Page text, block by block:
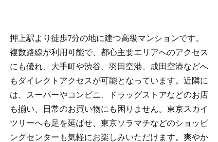
押上駅より徒歩7分の地に建つ高級マンションです。
複数路線が利用可能で、都心主要エリアへのアクセス
にも優れ、大手町や渋谷、羽田空港、成田空港などへ
もダイレクトアクセスが可能となっています。近隣に
は、スーパーやコンビニ、ドラッグストアなどのお店
も揃い、日常のお買い物にも困りません。東京スカイ
ツリーへも足を延ばせ、東京ソラマチなどのショッピ
ングセンターも気軽にお楽しみいただけます。爽やか